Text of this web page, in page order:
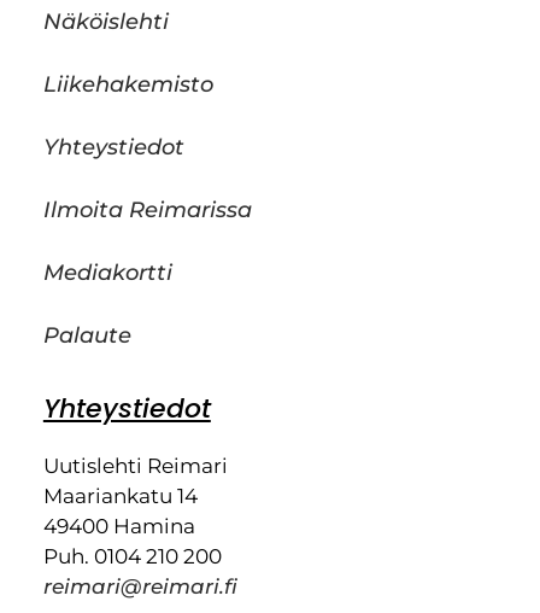
Näköislehti
Liikehakemisto
Yhteystiedot
Ilmoita Reimarissa
Mediakortti
Palaute
Yhteystiedot
Uutislehti Reimari
Maariankatu 14
49400 Hamina
Puh. 0104 210 200
reimari@reimari.fi